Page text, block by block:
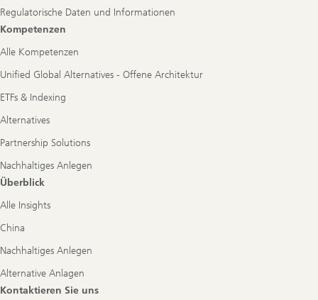
Regulatorische Daten und Informationen
Kompetenzen
Alle Kompetenzen
Unified Global Alternatives - Offene Architektur
ETFs & Indexing
Alternatives
Partnership Solutions
Nachhaltiges Anlegen
Überblick
Alle Insights
China
Nachhaltiges Anlegen
Alternative Anlagen
Kontaktieren Sie uns